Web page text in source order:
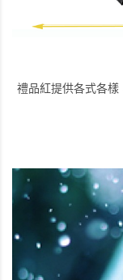
禮品紅提供各式各樣